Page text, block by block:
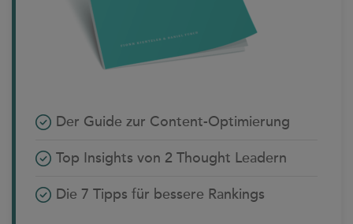
Der Guide zur Content-Optimierung
Top Insights von 2 Thought Leadern
Die 7 Tipps für bessere Rankings